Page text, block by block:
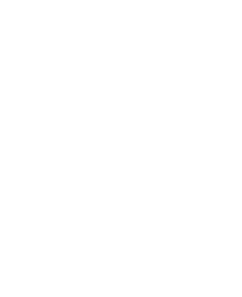
(np. 150 PLN)
ANC
LDAC